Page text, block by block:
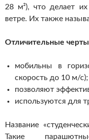
28 м²), что делает
ветре. Их также
Отличительные
мобильны в
скорость до 10 м/с);
позволяют
используются для
Название
Такие